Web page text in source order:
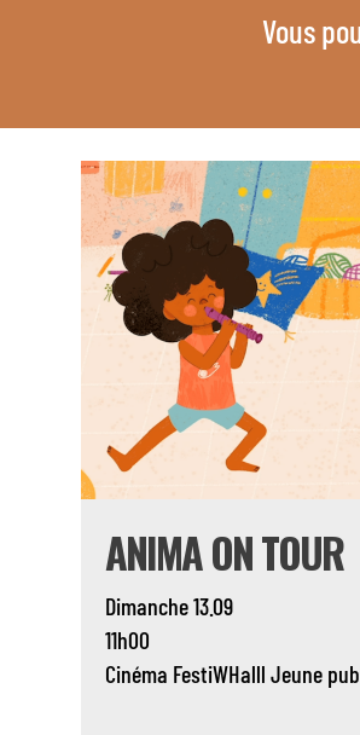
Vous
ANIMA ON TOUR
Dimanche 13.09
11h00
Cinéma FestiWHalll Jeune